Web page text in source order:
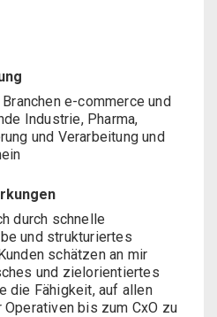
e-commerce und
Industrie, Pharma,
und Verarbeitung und
durch schnelle
und strukturiertes
schätzen an mir
und zielorientiertes
die Fähigkeit, auf allen
Operativen bis zum CxO zu